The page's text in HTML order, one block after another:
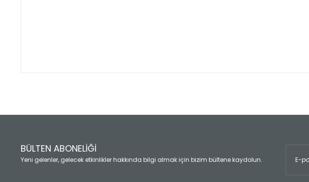
Ürün açıklamasında eksik bilgiler bulunuyor.
Ürün fiyatı diğer sitelerden daha pahalı.
Bu ürüne benzer farklı alternatifler olmalı.
BÜLTEN ABONELİĞİ
Yeni gelenler, gelecek etkinlikler hakkında bilgi almak için bizim bültene kaydolun.